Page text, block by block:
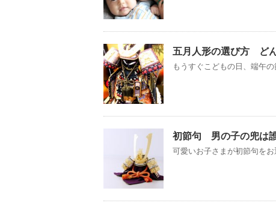
五月人形の選び方 ど
もうすぐこどもの日、端午
初節句 男の子の兜は
可愛いお子さまが初節句を